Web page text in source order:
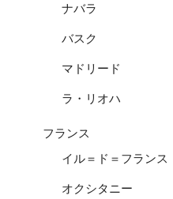
ナバラ
バスク
マドリード
ラ・リオハ
フランス
イル＝ド＝フランス
オクシタニー